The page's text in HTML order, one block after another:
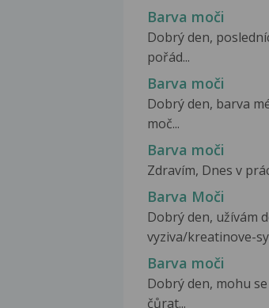
Barva moči
Dobrý den,
pořád...
Barva moči
Dobrý den, barva
moč...
Barva moči
Zdravím, Dnes v
Barva Moči
Dobrý den, užívám
vyziva/kreatinove-
Barva moči
Dobrý den, mohu
čůrat...